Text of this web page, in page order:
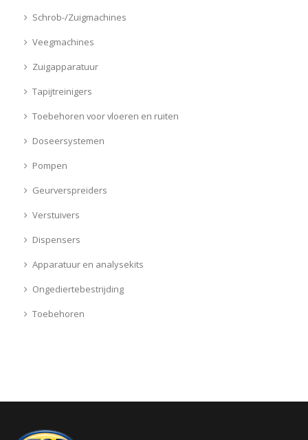
Schrob-/Zuigmachines
Veegmachines
Zuigapparatuur
Tapijtreinigers
Toebehoren voor vloeren en ruiten
Doseersystemen
Pompen
Geurverspreiders
Verstuivers
Dispensers
Apparatuur en analysekits
Ongediertebestrijding
Toebehoren